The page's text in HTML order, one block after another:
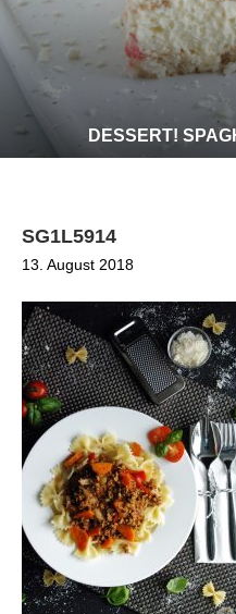
DESSERT!
SG1L5914
13. August 2018